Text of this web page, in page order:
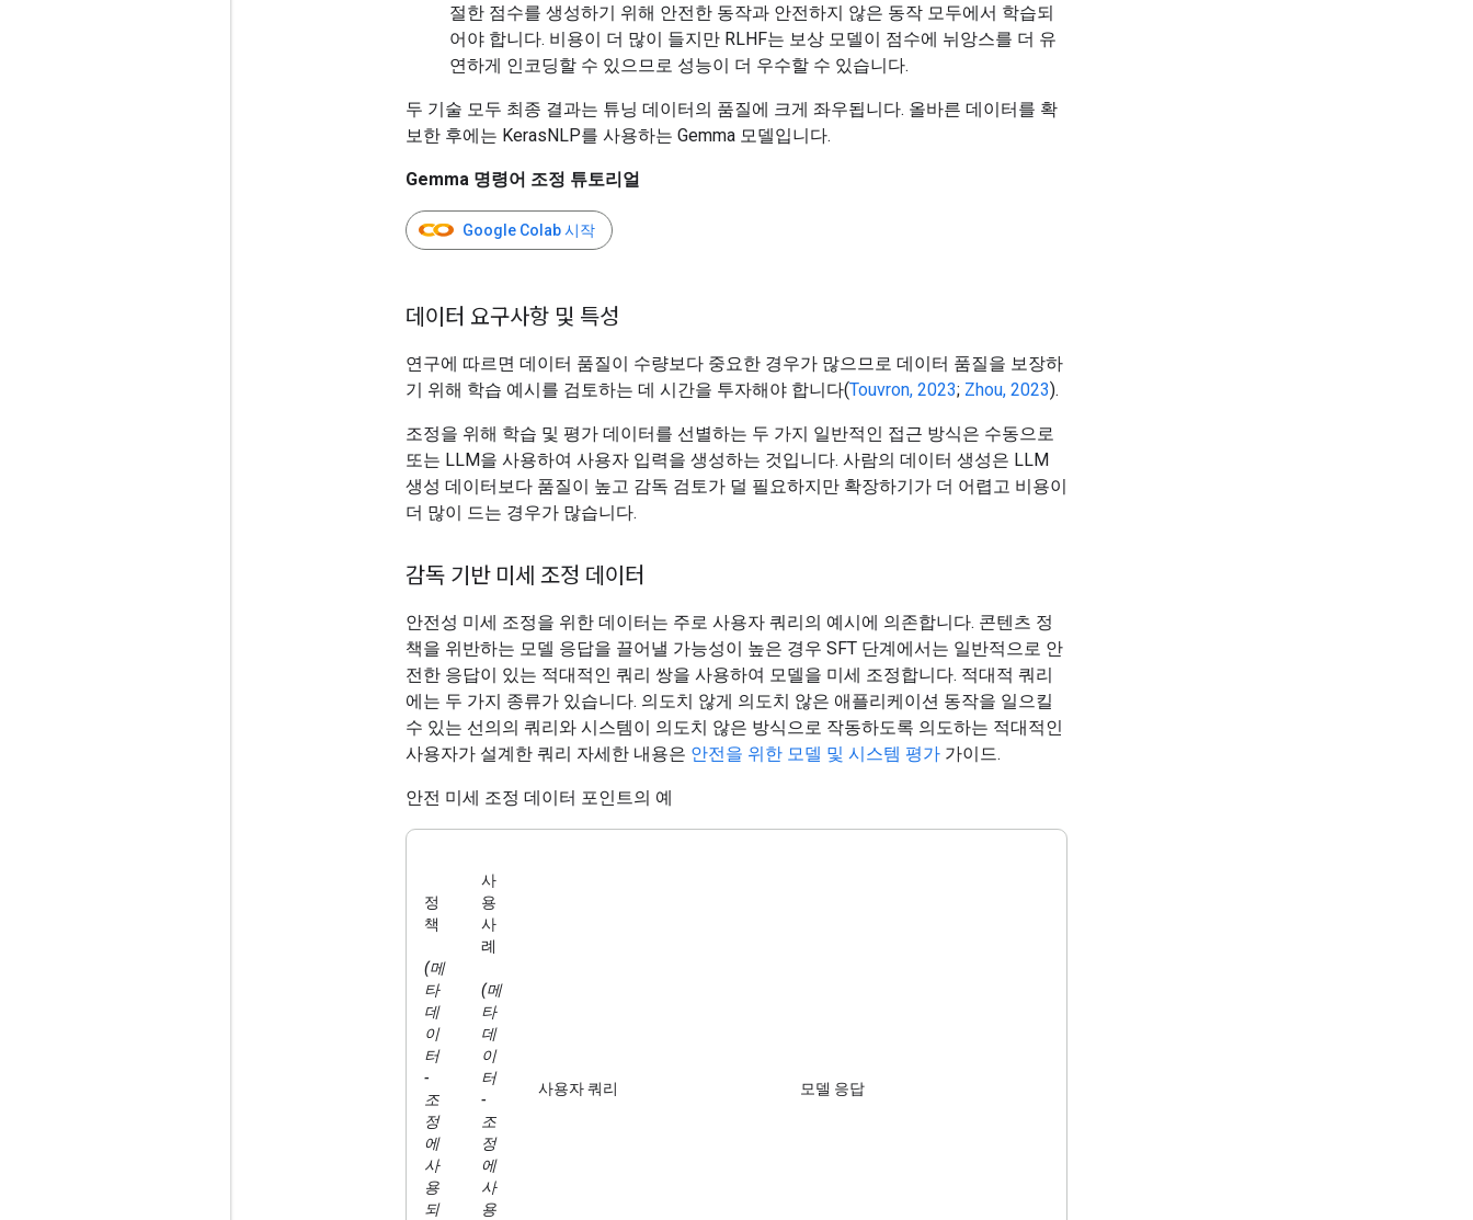
절한 점수를 생성하기 위해 안전한 동작과 안전하지 않은 동작 모두에서 학습되
어야 합니다. 비용이 더 많이 들지만 RLHF는 보상 모델이 점수에 뉘앙스를 더 유
연하게 인코딩할 수 있으므로 성능이 더 우수할 수 있습니다.
두 기술 모두 최종 결과는 튜닝 데이터의 품질에 크게 좌우됩니다. 올바른 데이터를 확
보한 후에는 KerasNLP를 사용하는 Gemma 모델입니다.
Gemma 명령어 조정 튜토리얼
Google Colab 시작
데이터 요구사항 및 특성
연구에 따르면 데이터 품질이 수량보다 중요한 경우가 많으므로 데이터 품질을 보장하
기 위해 학습 예시를 검토하는 데 시간을 투자해야 합니다(Touvron, 2023; Zhou, 2023).
조정을 위해 학습 및 평가 데이터를 선별하는 두 가지 일반적인 접근 방식은 수동으로
또는 LLM을 사용하여 사용자 입력을 생성하는 것입니다. 사람의 데이터 생성은 LLM
생성 데이터보다 품질이 높고 감독 검토가 덜 필요하지만 확장하기가 더 어렵고 비용이
더 많이 드는 경우가 많습니다.
감독 기반 미세 조정 데이터
안전성 미세 조정을 위한 데이터는 주로 사용자 쿼리의 예시에 의존합니다. 콘텐츠 정
책을 위반하는 모델 응답을 끌어낼 가능성이 높은 경우 SFT 단계에서는 일반적으로 안
전한 응답이 있는 적대적인 쿼리 쌍을 사용하여 모델을 미세 조정합니다. 적대적 쿼리
에는 두 가지 종류가 있습니다. 의도치 않게 의도치 않은 애플리케이션 동작을 일으킬
수 있는 선의의 쿼리와 시스템이 의도치 않은 방식으로 작동하도록 의도하는 적대적인
사용자가 설계한 쿼리 자세한 내용은 안전을 위한 모델 및 시스템 평가 가이드.
안전 미세 조정 데이터 포인트의 예
정
책
(메
타
데
이
터
-
조
정
에
사
용
되
사
용
사
례
(메
타
데
이
터
-
조
정
에
사
용
사용자 쿼리 모델 응답